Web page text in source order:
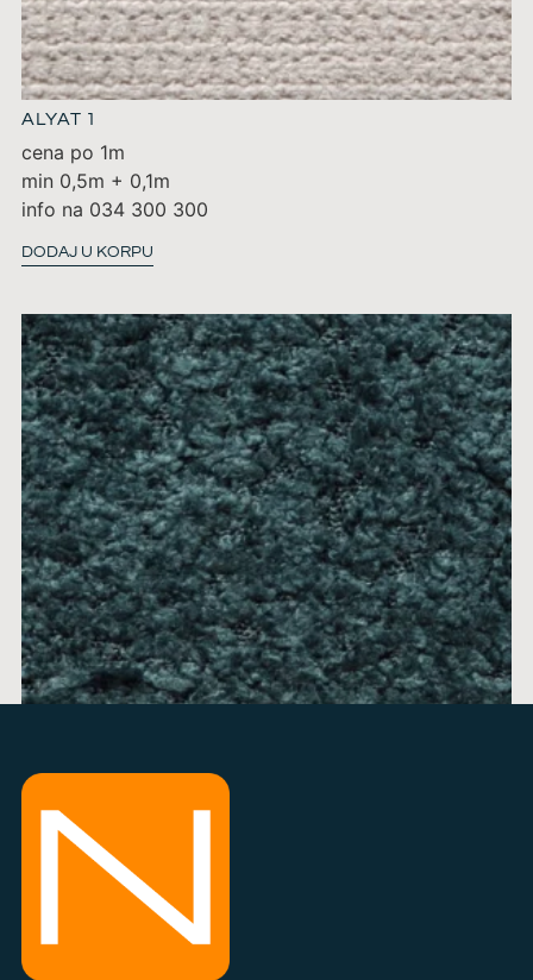
ALYAT 1
cena po 1m
min 0,5m + 0,1m
info na 034 300 300
DODAJ U KORPU
ALICE 12
cena po 1m
min 0,5m + 0,1m
info na 034 300 300